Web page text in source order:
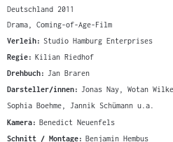
Deutschland 2011
Drama, Coming-of-Age-Film
Verleih: Studio Hamburg Enterprises
Regie: Kilian Riedhof
Drehbuch: Jan Braren
Darsteller/innen: Jonas Nay, Wotan
Sophia Boehme, Jannik Schümann u.a.
Kamera: Benedict Neuenfels
Schnitt / Montage: Benjamin Hembus